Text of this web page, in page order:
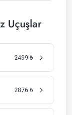
Uçuşlar
2499 ₺
2876 ₺